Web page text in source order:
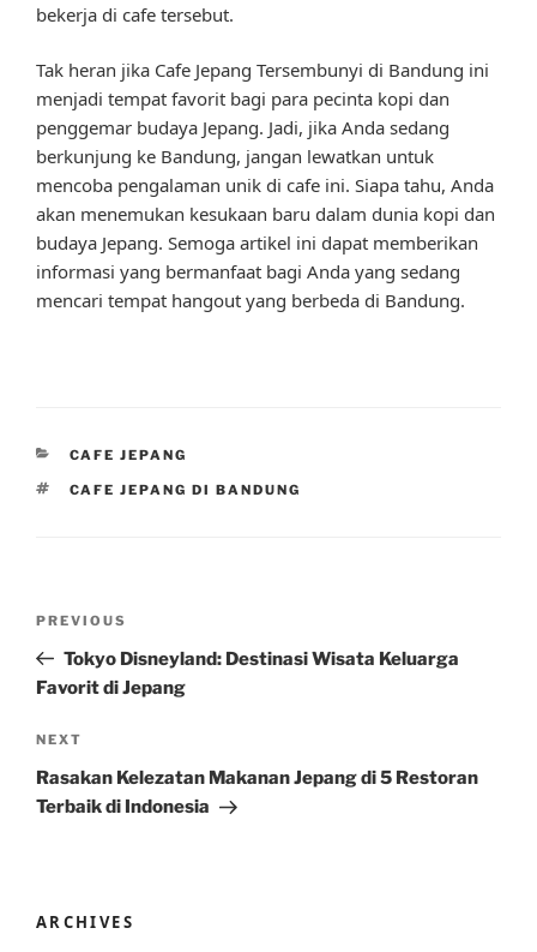
bekerja di cafe tersebut.
Tak heran jika Cafe Jepang Tersembunyi di Bandung ini
menjadi tempat favorit bagi para pecinta kopi dan
penggemar budaya Jepang. Jadi, jika Anda sedang
berkunjung ke Bandung, jangan lewatkan untuk
mencoba pengalaman unik di cafe ini. Siapa tahu, Anda
akan menemukan kesukaan baru dalam dunia kopi dan
budaya Jepang. Semoga artikel ini dapat memberikan
informasi yang bermanfaat bagi Anda yang sedang
mencari tempat hangout yang berbeda di Bandung.
CATEGORIES
CAFE JEPANG
TAGS
CAFE JEPANG DI BANDUNG
Previous
Post
PREVIOUS
Tokyo Disneyland: Destinasi Wisata Keluarga
Favorit di Jepang
Next
Post
NEXT
Rasakan Kelezatan Makanan Jepang di 5 Restoran
Terbaik di Indonesia
ARCHIVES